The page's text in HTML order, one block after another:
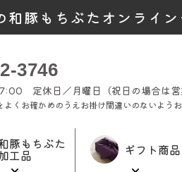
和豚もちぶたオンライ
3746
定休日／月曜日（祝日の場合は営
くお確かめのうえお掛け間違いのないようお
豚もちぶた
工品 ギフト商品